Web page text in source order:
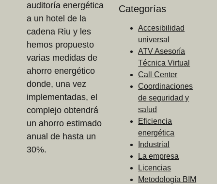
auditoría energética
a un hotel de la
cadena Riu y les
hemos propuesto
varias medidas de
ahorro energético
donde, una vez
implementadas, el
complejo obtendrá
un ahorro estimado
anual de hasta un
30%.
Categorías
Accesibilidad
universal
ATV Asesoría
Técnica Virtual
Call Center
Coordinaciones
de seguridad y
salud
Eficiencia
energética
Industrial
La empresa
Licencias
Metodología BIM